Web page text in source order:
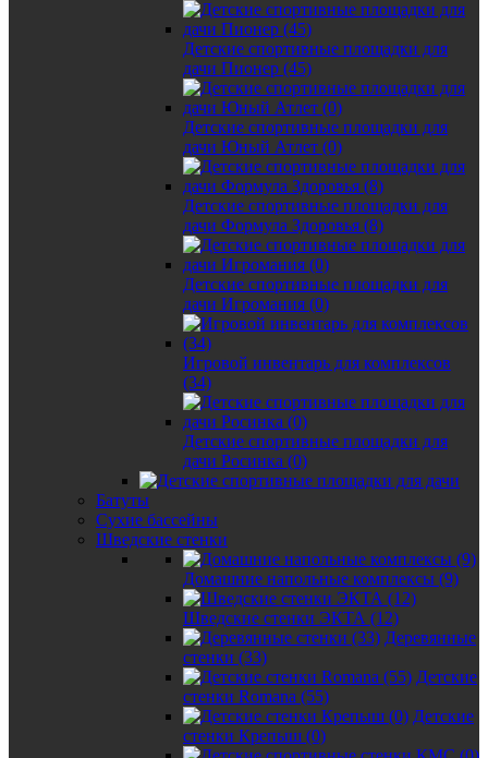
Детские спортивные площадки для
дачи Пионер (45)
Детские спортивные площадки для
дачи Юный Атлет (0)
Детские спортивные площадки для
дачи Формула Здоровья (8)
Детские спортивные площадки для
дачи Игромания (0)
Игровой инвентарь для комплексов
(34)
Детские спортивные площадки для
дачи Росинка (0)
Батуты
Сухие бассейны
Шведские стенки
Домашние напольные комплексы (9)
Шведские стенки ЭКТА (12)
Деревянные
стенки (33)
Детские
стенки Romana (55)
Детские
стенки Крепыш (0)